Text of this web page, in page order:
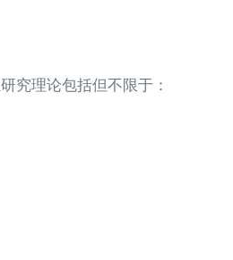
究理论包括但不限于：